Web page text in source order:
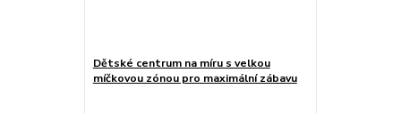
Dětské centrum na míru s velkou
míčkovou zónou pro maximální zábavu